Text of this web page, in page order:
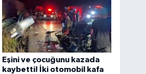
Eşini ve çocuğunu kazada
kaybetti! İki otomobil kafa